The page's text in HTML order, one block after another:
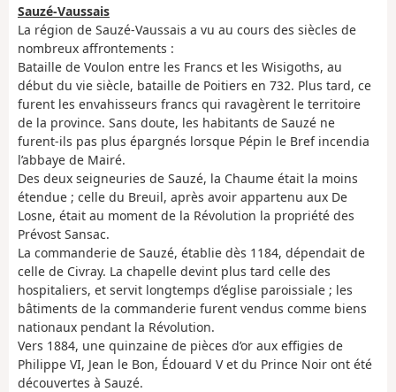
Sauzé-Vaussais
La région de Sauzé-Vaussais a vu au cours des siècles de
nombreux affrontements :
Bataille de Voulon entre les Francs et les Wisigoths, au
début du vie siècle, bataille de Poitiers en 732. Plus tard, ce
furent les envahisseurs francs qui ravagèrent le territoire
de la province. Sans doute, les habitants de Sauzé ne
furent-ils pas plus épargnés lorsque Pépin le Bref incendia
l’abbaye de Mairé.
Des deux seigneuries de Sauzé, la Chaume était la moins
étendue ; celle du Breuil, après avoir appartenu aux De
Losne, était au moment de la Révolution la propriété des
Prévost Sansac.
La commanderie de Sauzé, établie dès 1184, dépendait de
celle de Civray. La chapelle devint plus tard celle des
hospitaliers, et servit longtemps d’église paroissiale ; les
bâtiments de la commanderie furent vendus comme biens
nationaux pendant la Révolution.
Vers 1884, une quinzaine de pièces d’or aux effigies de
Philippe VI, Jean le Bon, Édouard V et du Prince Noir ont été
découvertes à Sauzé.